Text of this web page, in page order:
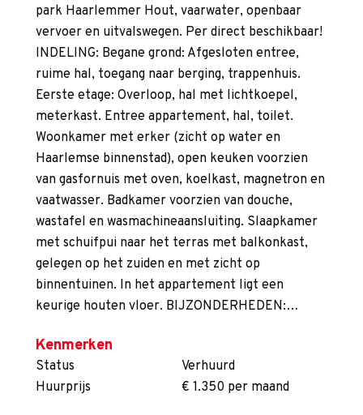
park Haarlemmer Hout, vaarwater, openbaar
vervoer en uitvalswegen. Per direct beschikbaar!
INDELING: Begane grond: Afgesloten entree,
ruime hal, toegang naar berging, trappenhuis.
Eerste etage: Overloop, hal met lichtkoepel,
meterkast. Entree appartement, hal, toilet.
Woonkamer met erker (zicht op water en
Haarlemse binnenstad), open keuken voorzien
van gasfornuis met oven, koelkast, magnetron en
vaatwasser. Badkamer voorzien van douche,
wastafel en wasmachineaansluiting. Slaapkamer
met schuifpui naar het terras met balkonkast,
gelegen op het zuiden en met zicht op
binnentuinen. In het appartement ligt een
keurige houten vloer. BIJZONDERHEDEN:…
Kenmerken
Status
Verhuurd
Huurprijs
€ 1.350 per maand